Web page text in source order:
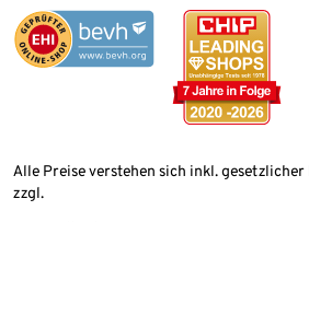
Alle Preise verstehen sich inkl.
zzgl.